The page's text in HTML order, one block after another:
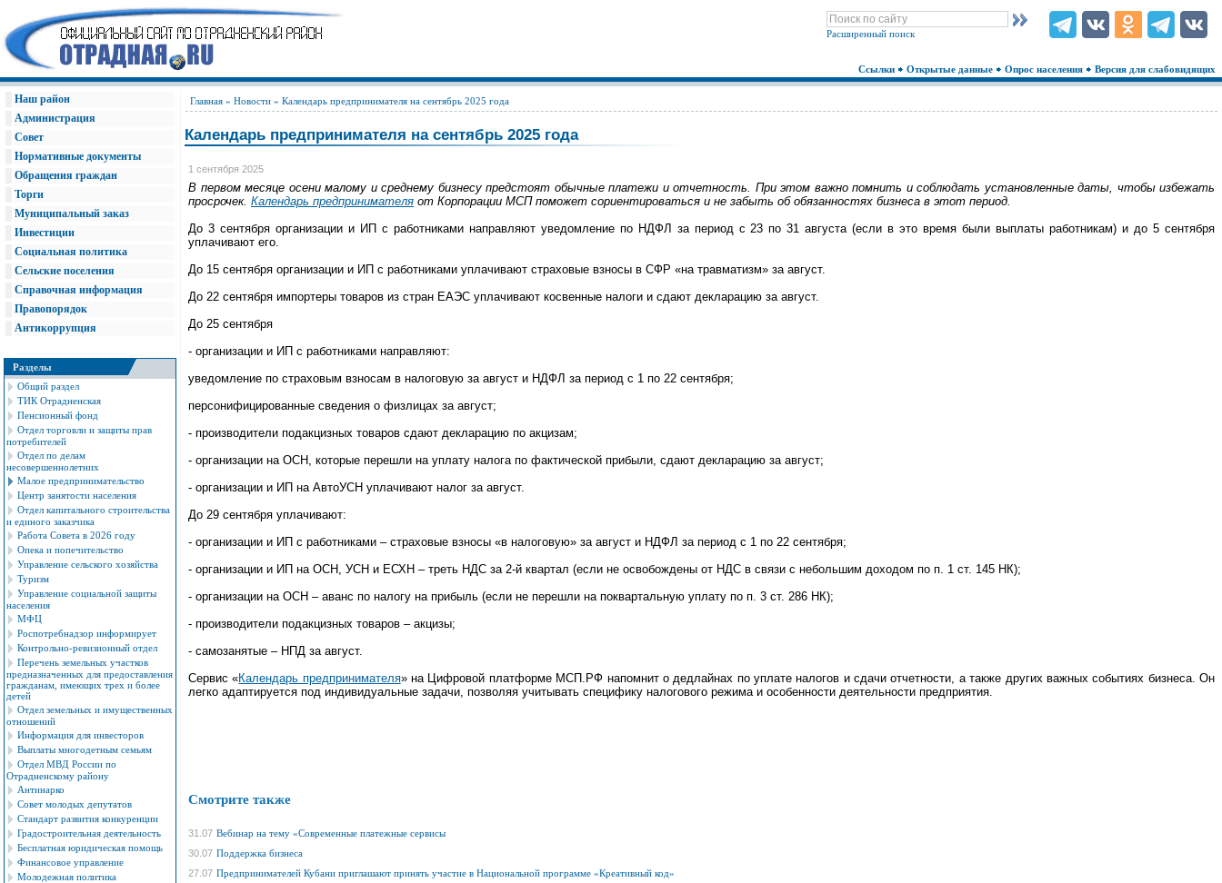
Расширенный поиск
Ссылки Открытые данные Опрос населения Версия для слабовидящих
Наш район
Администрация
Совет
Нормативные документы
Обращения граждан
Торги
Муниципальный заказ
Инвестиции
Социальная политика
Сельские поселения
Справочная информация
Правопорядок
Антикоррупция
Разделы
Общий раздел
ТИК Отрадненская
Пенсионный фонд
Отдел торговли и защиты прав
потребителей
Отдел по делам
несовершеннолетних
Малое предпринимательство
Центр занятости населения
Отдел капитального строительства
и единого заказчика
Работа Совета в 2026 году
Опека и попечительство
Управление сельского хозяйства
Туризм
Управление социальной защиты
населения
МФЦ
Роспотребнадзор информирует
Контрольно-ревизионный отдел
Перечень земельных участков
предназначенных для предоставления
гражданам, имеющих трех и более
детей
Отдел земельных и имущественных
отношений
Информация для инвесторов
Выплаты многодетным семьям
Отдел МВД России по
Отрадненскому району
Антинарко
Совет молодых депутатов
Стандарт развития конкуренции
Градостроительная деятельность
Бесплатная юридическая помощь
Финансовое управление
Молодежная политика
Главная » Новости » Календарь предпринимателя на сентябрь 2025 года
Календарь предпринимателя на сентябрь 2025 года
1 сентября 2025
В первом месяце осени малому и среднему бизнесу предстоят обычные платежи и отчетность. При этом важно помнить и соблюдать установленные даты, чтобы избежать
просрочек. Календарь предпринимателя от Корпорации МСП поможет сориентироваться и не забыть об обязанностях бизнеса в этот период.
До 3 сентября организации и ИП с работниками направляют уведомление по НДФЛ за период с 23 по 31 августа (если в это время были выплаты работникам) и до 5 сентября
уплачивают его.
До 15 сентября организации и ИП с работниками уплачивают страховые взносы в СФР «на травматизм» за август.
До 22 сентября импортеры товаров из стран ЕАЭС уплачивают косвенные налоги и сдают декларацию за август.
До 25 сентября
- организации и ИП с работниками направляют:
уведомление по страховым взносам в налоговую за август и НДФЛ за период с 1 по 22 сентября;
персонифицированные сведения о физлицах за август;
- производители подакцизных товаров сдают декларацию по акцизам;
- организации на ОСН, которые перешли на уплату налога по фактической прибыли, сдают декларацию за август;
- организации и ИП на АвтоУСН уплачивают налог за август.
До 29 сентября уплачивают:
- организации и ИП с работниками – страховые взносы «в налоговую» за август и НДФЛ за период с 1 по 22 сентября;
- организации и ИП на ОСН, УСН и ЕСХН – треть НДС за 2-й квартал (если не освобождены от НДС в связи с небольшим доходом по п. 1 ст. 145 НК);
- организации на ОСН – аванс по налогу на прибыль (если не перешли на поквартальную уплату по п. 3 ст. 286 НК);
- производители подакцизных товаров – акцизы;
- самозанятые – НПД за август.
Сервис «Календарь предпринимателя» на Цифровой платформе МСП.РФ напомнит о дедлайнах по уплате налогов и сдачи отчетности, а также других важных событиях бизнеса. Он
легко адаптируется под индивидуальные задачи, позволяя учитывать специфику налогового режима и особенности деятельности предприятия.
Смотрите также
31.07 Вебинар на тему «Современные платежные сервисы
30.07 Поддержка бизнеса
27.07 Предпринимателей Кубани приглашают принять участие в Национальной программе «Креативный код»